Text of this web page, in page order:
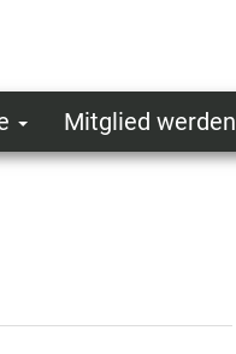
Mitglied werden